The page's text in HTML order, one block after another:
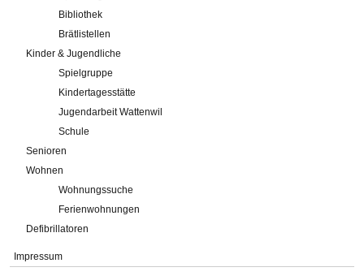
Bibliothek
Brätlistellen
Kinder & Jugendliche
Spielgruppe
Kindertagesstätte
Jugendarbeit Wattenwil
Schule
Senioren
Wohnen
Wohnungssuche
Ferienwohnungen
Defibrillatoren
Impressum